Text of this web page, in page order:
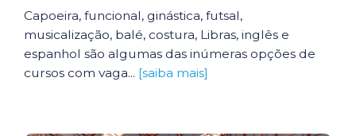
Capoeira, funcional, ginástica, futsal,
musicalização, balé, costura, Libras, inglês e
espanhol são algumas das inúmeras opções de
cursos com vaga... [saiba mais]